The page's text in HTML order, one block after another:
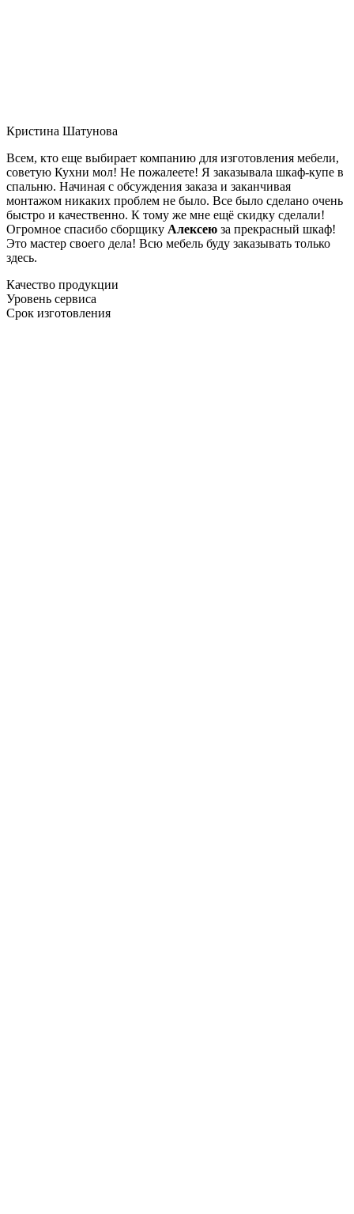
Кристина Шатунова
Всем, кто еще выбирает компанию для изготовления мебели,
советую Кухни мол! Не пожалеете! Я заказывала шкаф-купе в
спальню. Начиная с обсуждения заказа и заканчивая
монтажом никаких проблем не было. Все было сделано очень
быстро и качественно. К тому же мне ещё скидку сделали!
Огромное спасибо сборщику Алексею за прекрасный шкаф!
Это мастер своего дела! Всю мебель буду заказывать только
здесь.
Качество продукции
Уровень сервиса
Срок изготовления